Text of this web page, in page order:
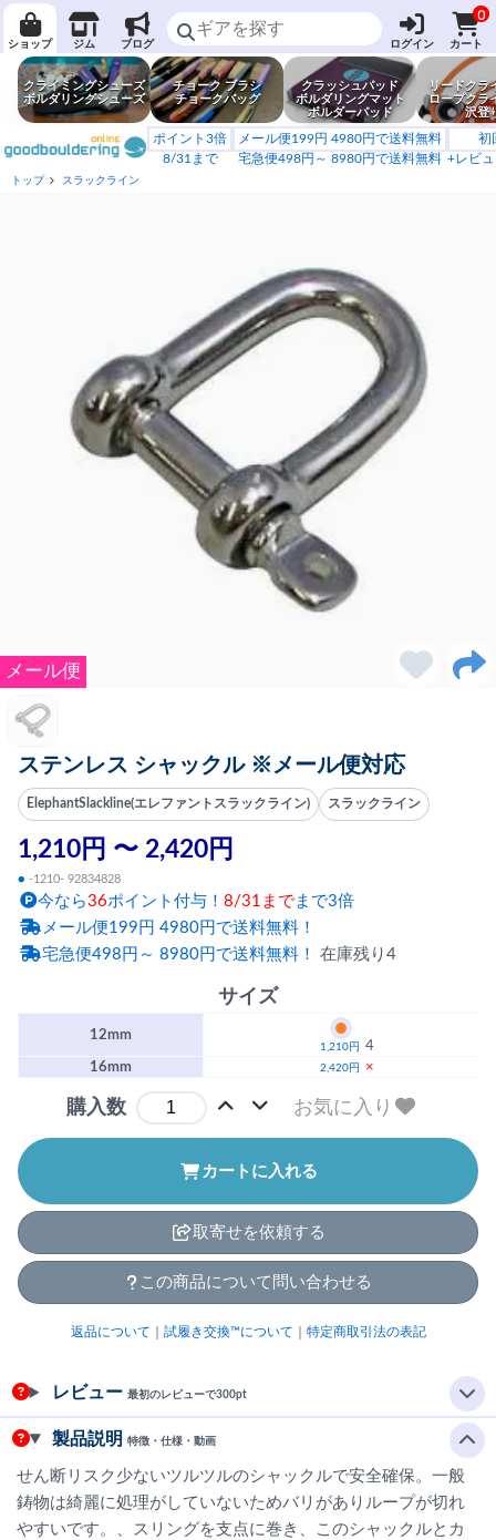
ショップ ジム ブログ ログイン
0
カート
クライミングシューズ
ボルダリングシューズ
チョーク ブラシ
チョークバッグ
クラッシュパッド
ボルダリングマット
ボルダーパッド
リードクラ
ロープクラ
沢登
ポイント3倍
8/31まで
メール便199円 4980円で送料無料
宅急便498円～ 8980円で送料無料
初
+レビ
トップ スラックライン
メール便
ステンレス シャックル ※メール便対応
ElephantSlackline(エレファントスラックライン) スラックライン
1,210円 〜 2,420円
● -1210- 92834828
今なら36ポイント付与！ 8/31まで まで3倍
メール便199円 4980円で送料無料！
宅急便498円～ 8980円で送料無料！ 在庫残り4
サイズ
12mm
1,210円
4
16mm
2,420円 ×
購入数 お気に入り
カートに入れる
取寄せを依頼する
この商品について問い合わせる
返品について 試履き交換™について 特定商取引法の表記
レビュー 最初のレビューで300pt
製品説明 特徴・仕様・動画
せん断リスク少ないツルツルのシャックルで安全確保。一般
鋳物は綺麗に処理がしていないためバリがありループが切れ
やすいです。、スリングを支点に巻き、このシャックルとカ